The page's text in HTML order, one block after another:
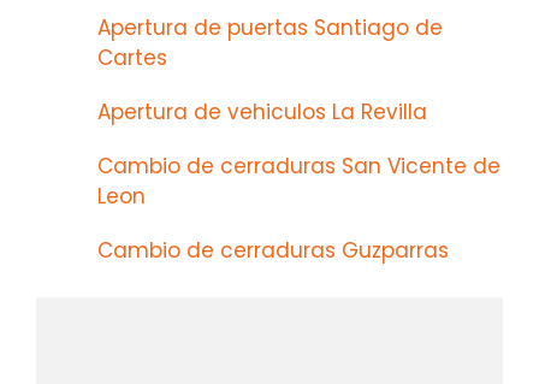
Apertura de puertas Santiago de
Cartes
Apertura de vehiculos La Revilla
Cambio de cerraduras San Vicente de
Leon
Cambio de cerraduras Guzparras